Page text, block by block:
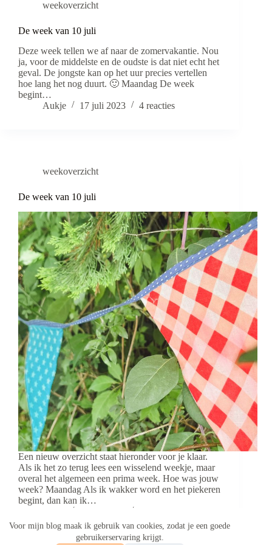
Voor mijn blog maak ik gebruik van cookies, zodat je een goede
gebruikerservaring krijgt.
weekoverzicht
De week van 10 juli
Deze week tellen we af naar de zomervakantie. Nou
ja, voor de middelste en de oudste is dat niet echt het
geval. De jongste kan op het uur precies vertellen
hoe lang het nog duurt. 🙂 Maandag De week
begint…
Aukje
17 juli 2023 4 reacties
weekoverzicht
De week van 10 juli
Een nieuw overzicht staat hieronder voor je klaar.
Als ik het zo terug lees een wisselend weekje, maar
overal het algemeen een prima week. Hoe was jouw
week? Maandag Als ik wakker word en het piekeren
begint, dan kan ik…